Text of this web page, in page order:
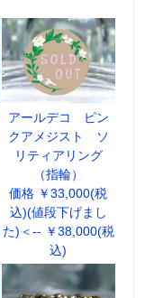
アールデコ ピン
クアメジスト ソ
リティアリング
（指輪）
価格 ￥33,000(税
込)(値段下げまし
た)＜-- ￥38,000(税
込)